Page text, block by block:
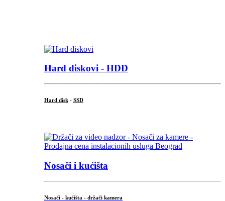
Hard diskovi - HDD
Hard disk - SSD
Nosači i kućišta
Nosači - kućišta - držači kamera